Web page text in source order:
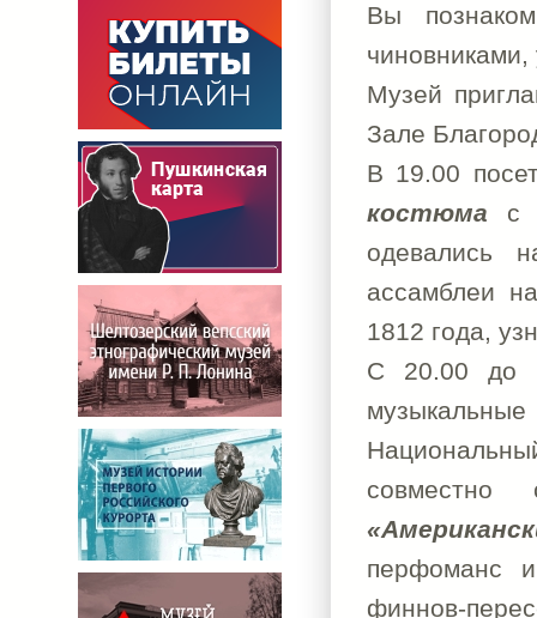
Вы
чиновниками,
Музей
Зале
В 19.00
костюма с
одевались
ассамблеи
1812 года,
С 20.00 до
перфоманс
финнов-